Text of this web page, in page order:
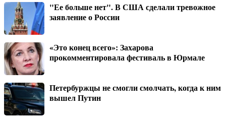
"Ее больше нет". В США сделали тревожное
заявление о России
«Это конец всего»: Захарова
прокомментировала фестиваль в Юрмале
Петербуржцы не смогли смолчать, когда к ним
вышел Путин